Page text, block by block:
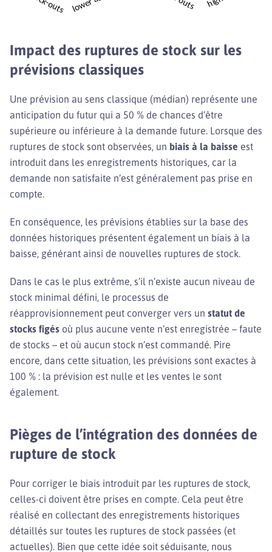
Impact des ruptures de stock sur les
prévisions classiques
Une prévision au sens classique (médian) représente une
anticipation du futur qui a 50 % de chances d’être
supérieure ou inférieure à la demande future. Lorsque des
ruptures de stock sont observées, un biais à la baisse est
introduit dans les enregistrements historiques, car la
demande non satisfaite n’est généralement pas prise en
compte.
En conséquence, les prévisions établies sur la base des
données historiques présentent également un biais à la
baisse, générant ainsi de nouvelles ruptures de stock.
Dans le cas le plus extrême, s’il n’existe aucun niveau de
stock minimal défini, le processus de
réapprovisionnement peut converger vers un statut de
stocks figés où plus aucune vente n’est enregistrée – faute
de stocks – et où aucun stock n’est commandé. Pire
encore, dans cette situation, les prévisions sont exactes à
100 % : la prévision est nulle et les ventes le sont
également.
Pièges de l’intégration des données de
rupture de stock
Pour corriger le biais introduit par les ruptures de stock,
celles-ci doivent être prises en compte. Cela peut être
réalisé en collectant des enregistrements historiques
détaillés sur toutes les ruptures de stock passées (et
actuelles). Bien que cette idée soit séduisante, nous